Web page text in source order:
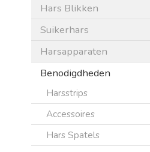
Hars Blikken
Suikerhars
Harsapparaten
Benodigdheden
Harsstrips
Accessoires
Hars Spatels